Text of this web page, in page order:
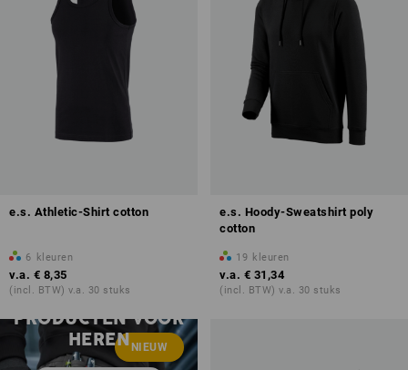
e.s. Athletic-Shirt cotton
6 kleuren
v.a. € 8,35
(incl. BTW) v.a. 30 stuks
e.s. Hoody-Sweatshirt poly
cotton
19 kleuren
v.a. € 31,34
(incl. BTW) v.a. 30 stuks
NIEUW
NIEUWE
PRODUCTEN VOOR
HEREN